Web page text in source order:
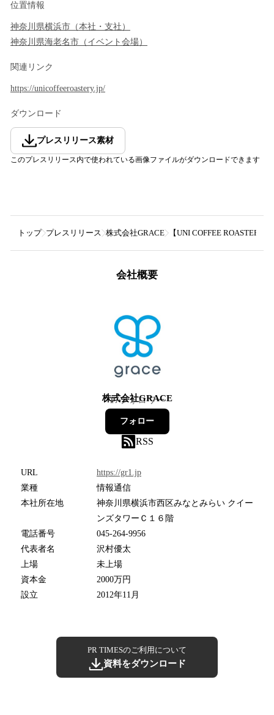
位置情報
神奈川県横浜市 （本社・支社 ）
神奈川県海老名市 （ イベント会場）
関連リンク
https://unicoffeeroastery.jp/
ダウンロード
プレスリリース素材
このプレスリリース内で使われている画像ファイルがダウンロードできます
トップ プレスリリース 株式会社GRACE 【UNI COFFEE
会社概要
株式会社GRACE
17フォロワー
フォロー
RSS
URL
https://gr1.jp
業種
情報通信
本社所在地
神奈川県横浜市西区みなとみらい クイー
ンズタワーＣ１６階
電話番号
045-264-9956
代表者名
沢村優太
上場
未上場
資本金
2000万円
設立
2012年11月
PR TIMESのご利用について
資料をダウンロード